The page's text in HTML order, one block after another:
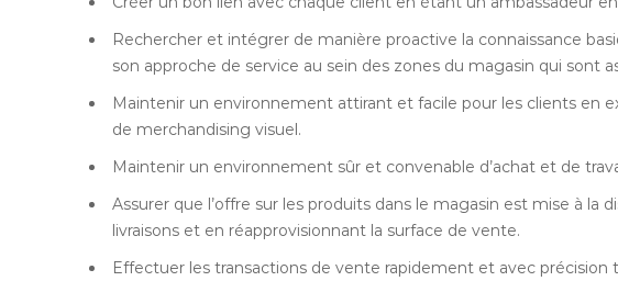
Rechercher et intégrer de manière proactive la connaissance
son approche de service au sein des zones du magasin qui sont
Maintenir un environnement attirant et facile pour les clients en
de merchandising visuel.
Maintenir un environnement sûr et convenable d’achat et de
Assurer que l’offre sur les produits dans le magasin est mise à la
livraisons et en réapprovisionnant la surface de vente.
Effectuer les transactions de vente rapidement et avec